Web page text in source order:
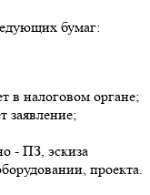
бумаг:
в налоговом органе;
заявление;
- ПЗ, эскиза
проекта.